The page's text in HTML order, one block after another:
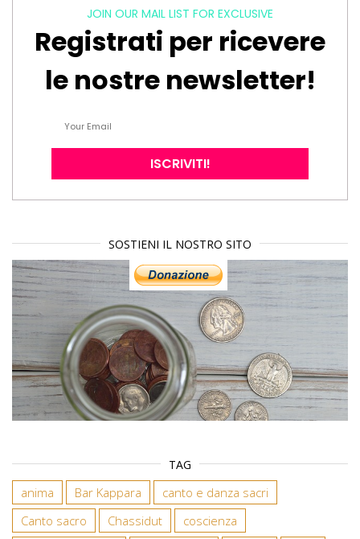
JOIN OUR MAIL LIST FOR EXCLUSIVE
Registrati per ricevere
le nostre newsletter!
SOSTIENI IL NOSTRO SITO
TAG
anima Bar Kappara
canto e danza sacri
Canto sacro
Chassidut
coscienza